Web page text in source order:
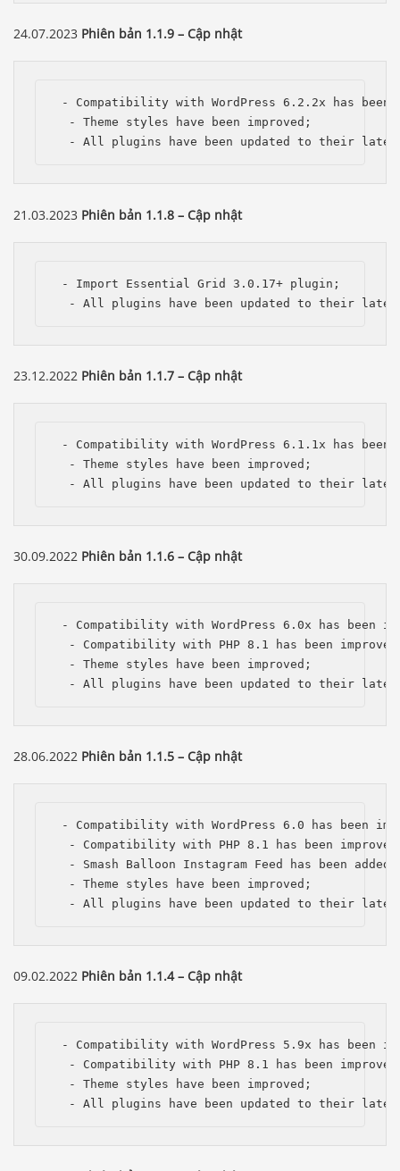
24.07.2023 Phiên bản 1.1.9 – Cập nhật
- Compatibility with WordPress 6.2.2x has been
  - Theme styles have been improved;
- All plugins have been updated to their
21.03.2023 Phiên bản 1.1.8 – Cập nhật
- Import Essential Grid 3.0.17+ plugin;
- All plugins have been updated to their
23.12.2022 Phiên bản 1.1.7 – Cập nhật
- Compatibility with WordPress 6.1.1x has been
  - Theme styles have been improved;
- All plugins have been updated to their
30.09.2022 Phiên bản 1.1.6 – Cập nhật
- Compatibility with WordPress 6.0x has been
- Compatibility with PHP 8.1 has been
  - Theme styles have been improved;
- All plugins have been updated to their
28.06.2022 Phiên bản 1.1.5 – Cập nhật
- Compatibility with WordPress 6.0 has been
- Compatibility with PHP 8.1 has been
  - Smash Balloon Instagram Feed has been added;
  - Theme styles have been improved;
- All plugins have been updated to their
09.02.2022 Phiên bản 1.1.4 – Cập nhật
- Compatibility with WordPress 5.9x has been
- Compatibility with PHP 8.1 has been
  - Theme styles have been improved;
- All plugins have been updated to their